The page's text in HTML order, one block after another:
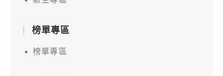
榜單專區
榜單專區